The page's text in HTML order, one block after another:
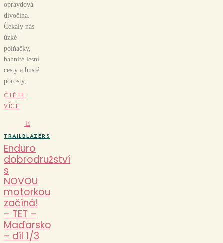
opravdová
divočina.
Čekaly nás
úzké
polňačky,
bahnité lesní
cesty a husté
porosty,
ČTĚTE
VÍCE
E
TRAILBLAZERS
Enduro
dobrodružství
s
NOVOU
motorkou
začíná!
– TET –
Maďarsko
– díl 1/3